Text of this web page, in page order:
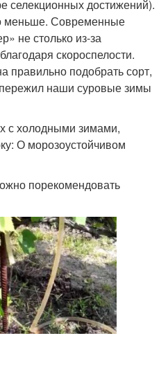
селекционных достижений).
меньше. Современные
не столько из-за
скороспелости.
правильно подобрать сорт,
наши суровые зимы
с холодными зимами,
О морозоустойчивом
порекомендовать